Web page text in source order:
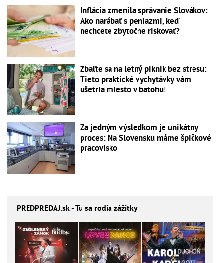
Inflácia zmenila správanie Slovákov:
Ako narábať s peniazmi, keď
nechcete zbytočne riskovať?
Zbaľte sa na letný piknik bez stresu:
Tieto praktické vychytávky vám
ušetria miesto v batohu!
Za jedným výsledkom je unikátny
proces: Na Slovensku máme špičkové
pracovisko
PREDPREDAJ.sk - Tu sa rodia zážitky